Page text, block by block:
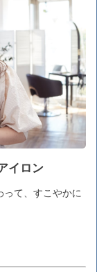
イロン
て、すこやかに